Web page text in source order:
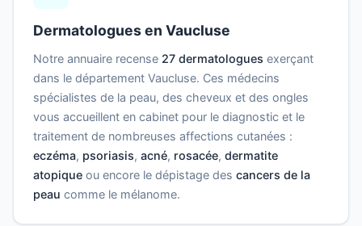
Dermatologues en Vaucluse
Notre annuaire recense 27 dermatologues exerçant
dans le département Vaucluse. Ces médecins
spécialistes de la peau, des cheveux et des ongles
vous accueillent en cabinet pour le diagnostic et le
traitement de nombreuses affections cutanées :
eczéma, psoriasis, acné, rosacée, dermatite
atopique ou encore le dépistage des cancers de la
peau comme le mélanome.